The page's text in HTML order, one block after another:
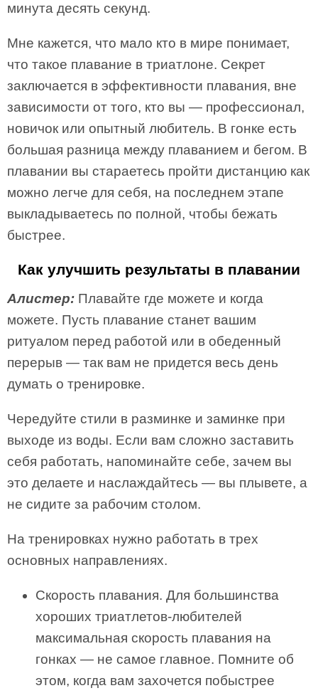
минута десять секунд.
Мне кажется, что мало кто в мире понимает,
что такое плавание в триатлоне. Секрет
заключается в эффективности плавания, вне
зависимости от того, кто вы — профессионал,
новичок или опытный любитель. В гонке есть
большая разница между плаванием и бегом. В
плавании вы стараетесь пройти дистанцию как
можно легче для себя, на последнем этапе
выкладываетесь по полной, чтобы бежать
быстрее.
Как улучшить результаты в плавании
Алистер: Плавайте где можете и когда
можете. Пусть плавание станет вашим
ритуалом перед работой или в обеденный
перерыв — так вам не придется весь день
думать о тренировке.
Чередуйте стили в разминке и заминке при
выходе из воды. Если вам сложно заставить
себя работать, напоминайте себе, зачем вы
это делаете и наслаждайтесь — вы плывете, а
не сидите за рабочим столом.
На тренировках нужно работать в трех
основных направлениях.
Скорость плавания. Для большинства
хороших триатлетов-любителей
максимальная скорость плавания на
гонках — не самое главное. Помните об
этом, когда вам захочется побыстрее